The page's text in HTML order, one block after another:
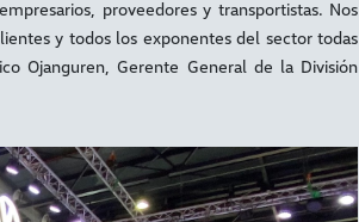
proveedores y transportistas. Nos
y todos los exponentes del sector todas
Ojanguren, Gerente General de la División